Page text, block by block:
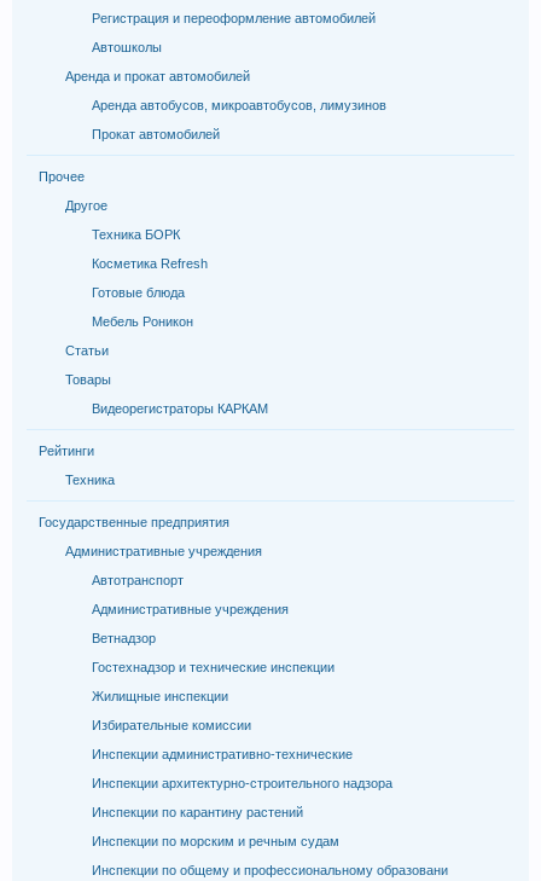
Регистрация и переоформление автомобилей
Автошколы
Аренда и прокат автомобилей
Аренда автобусов, микроавтобусов, лимузинов
Прокат автомобилей
Прочее
Другое
Техника БОРК
Косметика Refresh
Готовые блюда
Мебель Роникон
Статьи
Товары
Видеорегистраторы КАРКАМ
Рейтинги
Техника
Государственные предприятия
Административные учреждения
Автотранспорт
Административные учреждения
Ветнадзор
Гостехнадзор и технические инспекции
Жилищные инспекции
Избирательные комиссии
Инспекции административно-технические
Инспекции архитектурно-строительного надзора
Инспекции по карантину растений
Инспекции по морским и речным судам
Инспекции по общему и профессиональному образовани